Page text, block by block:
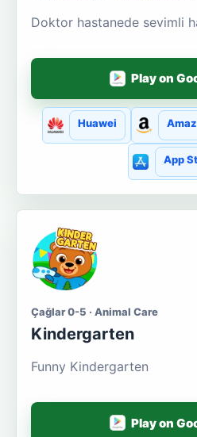
Doktor hastanede sevimli
Play on
Huawei
App
Çağlar 0-5 · Animal Care
Kindergarten
Funny Kindergarten
Play on